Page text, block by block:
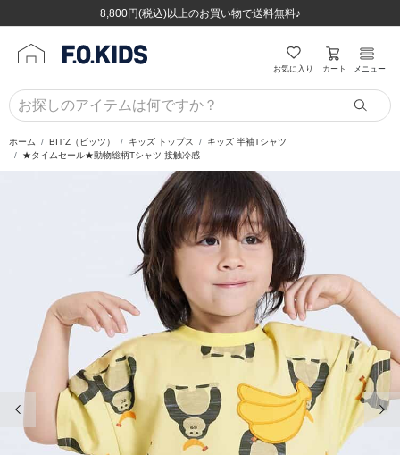
8,800円(税込)以上のお買い物で送料無料♪
ほぼ全品半額！！8/12(水)お昼12:59まで！！
8,800円(税込)以上のお買い物で送料無料♪
ほぼ全品半額！！8/12(水)お昼12:59まで！！
お気に入り カート メニュー
ホーム BIT'Z（ビッツ） キッズ トップス
キッズ 半袖Tシャツ
★タイムセール★動物総柄Tシャツ 接触冷感
前の画像 次